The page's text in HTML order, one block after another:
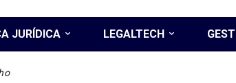
JURÍDICA LEGALTECH